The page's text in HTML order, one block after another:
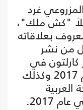
غرد
"كش ملك"،
بعلاقاته
من نشر
كارلتون في
تشرين الثاني/ نوفمبر من عام 2017 وكذلك
العربية
2017.